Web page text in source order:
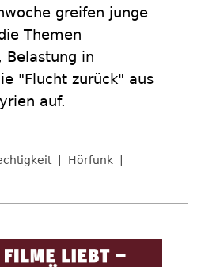
greifen junge
Themen
Belastung in
"Flucht zurück" aus
auf.
Hörfunk